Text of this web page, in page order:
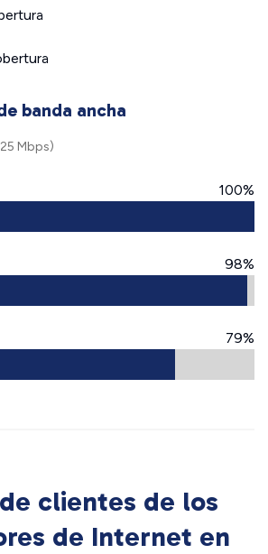
banda ancha
Mbps)
100%
98%
79%
clientes de los
de Internet en